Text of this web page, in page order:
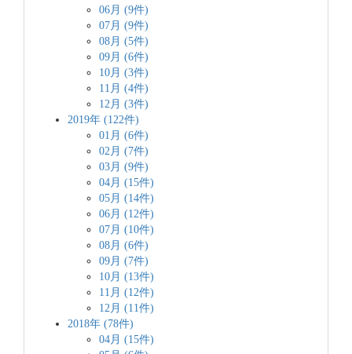
06月 (9件)
07月 (9件)
08月 (5件)
09月 (6件)
10月 (3件)
11月 (4件)
12月 (3件)
2019年 (122件)
01月 (6件)
02月 (7件)
03月 (9件)
04月 (15件)
05月 (14件)
06月 (12件)
07月 (10件)
08月 (6件)
09月 (7件)
10月 (13件)
11月 (12件)
12月 (11件)
2018年 (78件)
04月 (15件)